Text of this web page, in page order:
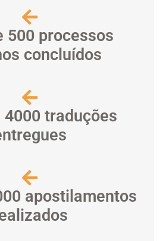
500 processos
concluídos
4000 traduções
apostilamentos